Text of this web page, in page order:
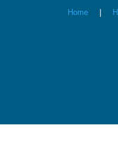
Home